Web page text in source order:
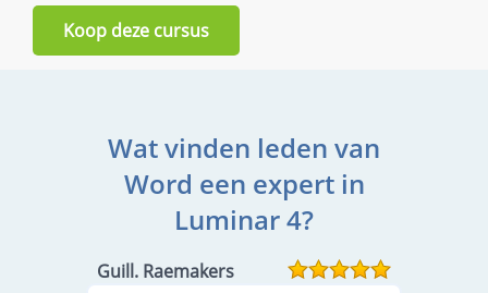
Koop deze cursus
Wat vinden leden van
Word een expert in
Luminar 4?
Guill. Raemakers